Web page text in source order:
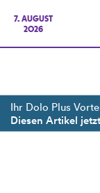
7. AUGUST
2026
Ihr Dolo Plus
Diesen Artikel